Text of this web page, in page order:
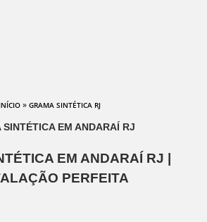
INÍCIO» GRAMA SINTÉTICA RJ
SINTÉTICA EM ANDARAÍ RJ
EM ANDARAÍ RJ |
PERFEITA